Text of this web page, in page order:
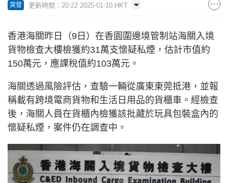
突發 更新時間：20:22 2025-01-10 HKT
香港海關昨日（9日）在香園圍邊境管制站海關入境
貨物檢查大樓檢獲約31萬支懷疑私煙，估計市值約
150萬元，應課稅值約103萬元。
海關透過風險評估，查驗一輛從廣東東莞抵港，並報
稱載有跨境電商貨物和生活日用品的貨櫃車。經檢查
後，海關人員在貨櫃內檢獲該批藏於玩具包裝盒內的
懷疑私煙，案件仍在調查中。